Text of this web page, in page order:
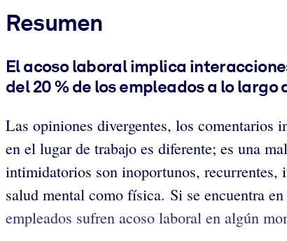
Resumen
El acoso laboral implica
del 20 % de los empleados a lo largo
Las opiniones divergentes, los comentarios
en el lugar de trabajo es diferente; es una
intimidatorios son inoportunos, recurrentes,
salud mental como física. Si se encuentra
empleados sufren acoso laboral en algún